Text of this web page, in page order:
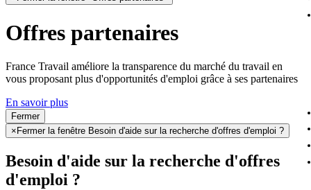
Offres partenaires
France Travail améliore la transparence du marché du travail en
vous proposant plus d'opportunités d'emploi grâce à ses partenaires
En savoir plus
Fermer
× Fermer la fenêtre Besoin d'aide sur la recherche d'offres d'emploi ?
Besoin d'aide sur la recherche d'offres
d'emploi ?